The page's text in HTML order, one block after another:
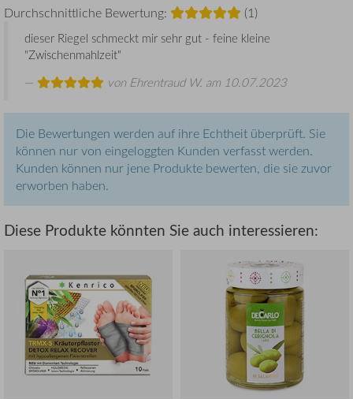
Durchschnittliche Bewertung: (1)
dieser Riegel schmeckt mir sehr gut - feine kleine
"Zwischenmahlzeit"
von Ehrentraud W. am 10.07.2023
Die Bewertungen werden auf ihre Echtheit überprüft. Sie
können nur von eingeloggten Kunden verfasst werden.
Kunden können nur jene Produkte bewerten, die sie zuvor
erworben haben.
Diese Produkte könnten Sie auch interessieren: